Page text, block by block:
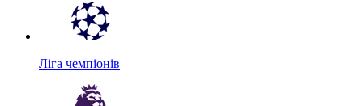
Ліга чемпіонів